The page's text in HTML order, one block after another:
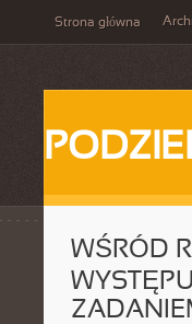
Strona główna
WŚRÓD